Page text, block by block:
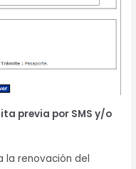
previa por SMS y/o
la renovación del